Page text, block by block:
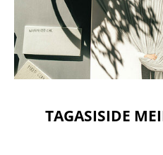
TAGASISIDE